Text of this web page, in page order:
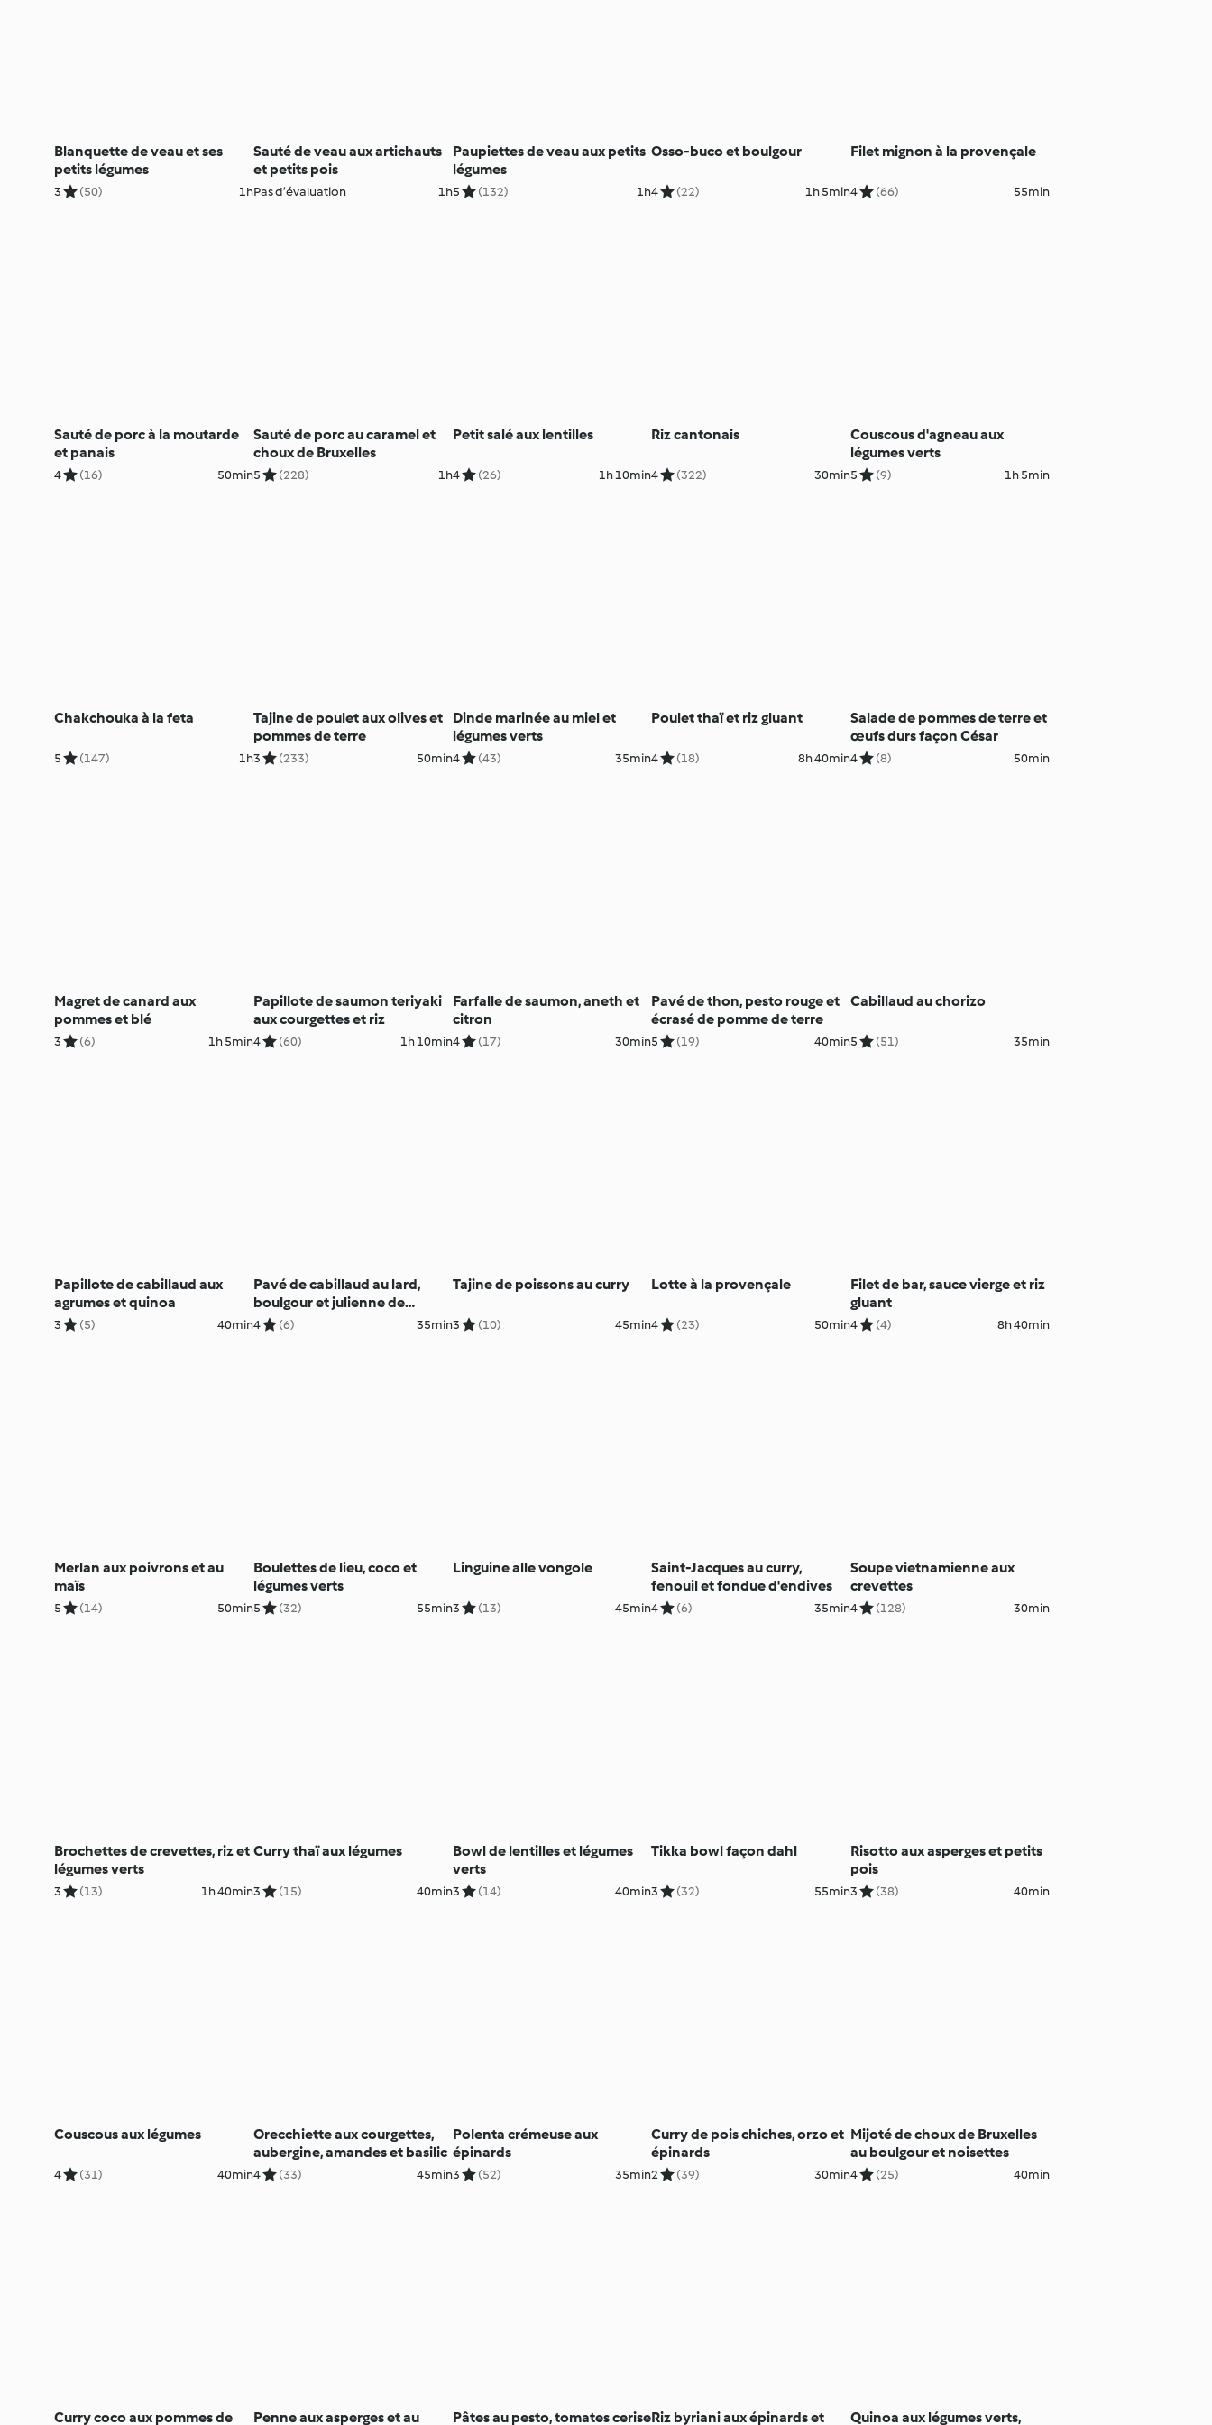
Blanquette de veau et ses
petits légumes
3 (50) 1h
Sauté de veau aux artichauts
et petits pois
Pas d’évaluation 1h
Paupiettes de veau aux petits
légumes
5 (132) 1h
Osso-buco et boulgour
4 (22) 1h 5min
Filet mignon à la provençale
4 (66) 55min
Sauté de porc à la moutarde
et panais
4 (16) 50min
Sauté de porc au caramel et
choux de Bruxelles
5 (228) 1h
Petit salé aux lentilles
4 (26) 1h 10min
Riz cantonais
4 (322) 30min
Couscous d'agneau aux
légumes verts
5 (9) 1h 5min
Chakchouka à la feta
5 (147) 1h
Tajine de poulet aux olives et
pommes de terre
3 (233) 50min
Dinde marinée au miel et
légumes verts
4 (43) 35min
Poulet thaï et riz gluant
4 (18) 8h 40min
Salade de pommes de terre et
œufs durs façon César
4 (8) 50min
Magret de canard aux
pommes et blé
3 (6) 1h 5min
Papillote de saumon teriyaki
aux courgettes et riz
4 (60) 1h 10min
Farfalle de saumon, aneth et
citron
4 (17) 30min
Pavé de thon, pesto rouge et
écrasé de pomme de terre
5 (19) 40min
Cabillaud au chorizo
5 (51) 35min
Papillote de cabillaud aux
agrumes et quinoa
3 (5) 40min
Pavé de cabillaud au lard,
boulgour et julienne de
légumes
4 (6) 35min
Tajine de poissons au curry
3 (10) 45min
Lotte à la provençale
4 (23) 50min
Filet de bar, sauce vierge et riz
gluant
4 (4) 8h 40min
Merlan aux poivrons et au
maïs
5 (14) 50min
Boulettes de lieu, coco et
légumes verts
5 (32) 55min
Linguine alle vongole
3 (13) 45min
Saint-Jacques au curry,
fenouil et fondue d'endives
4 (6) 35min
Soupe vietnamienne aux
crevettes
4 (128) 30min
Brochettes de crevettes, riz et
légumes verts
3 (13) 1h 40min
Curry thaï aux légumes
3 (15) 40min
Bowl de lentilles et légumes
verts
3 (14) 40min
Tikka bowl façon dahl
3 (32) 55min
Risotto aux asperges et petits
pois
3 (38) 40min
Couscous aux légumes
4 (31) 40min
Orecchiette aux courgettes,
aubergine, amandes et basilic
4 (33) 45min
Polenta crémeuse aux
épinards
3 (52) 35min
Curry de pois chiches, orzo et
épinards
2 (39) 30min
Mijoté de choux de Bruxelles
au boulgour et noisettes
4 (25) 40min
Curry coco aux pommes de Penne aux asperges et au Pâtes au pesto, tomates ceriseRiz byriani aux épinards et Quinoa aux légumes verts,